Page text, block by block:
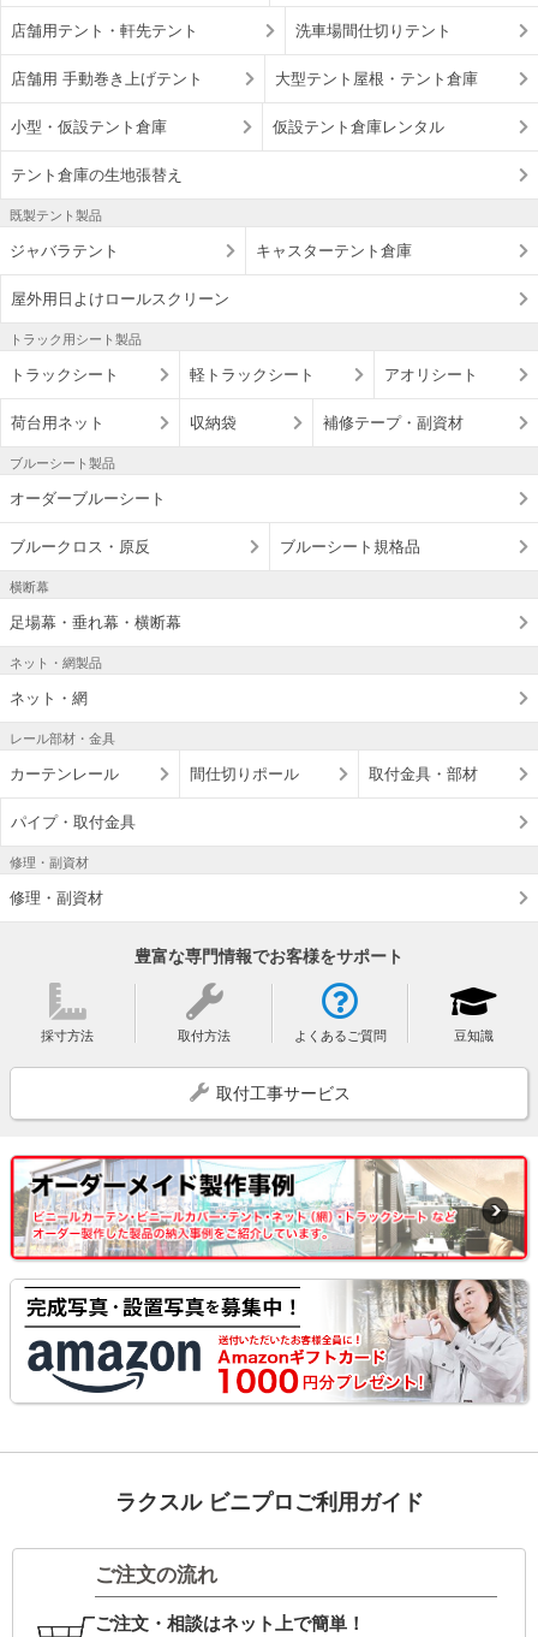
店舗用テント・軒先テント 洗車場間仕切りテント
店舗用 手動巻き上げテント 大型テント屋根・テント倉庫
小型・仮設テント倉庫 仮設テント倉庫レンタル
テント倉庫の生地張替え
既製テント製品
ジャバラテント キャスターテント倉庫
屋外用日よけロールスクリーン
トラック用シート製品
トラックシート 軽トラックシート アオリシート
荷台用ネット 収納袋 補修テープ・副資材
ブルーシート製品
オーダーブルーシート
ブルークロス・原反 ブルーシート規格品
横断幕
足場幕・垂れ幕・横断幕
ネット・網製品
ネット・網
レール部材・金具
カーテンレール 間仕切りポール 取付金具・部材
パイプ・取付金具
修理・副資材
修理・副資材
豊富な専門情報でお客様をサポート
採寸方法 取付方法 よくあるご質問 豆知識
取付工事サービス
ラクスル ビニプロご利用ガイド
ご注文の流れ
ご注文・相談はネット上で簡単！